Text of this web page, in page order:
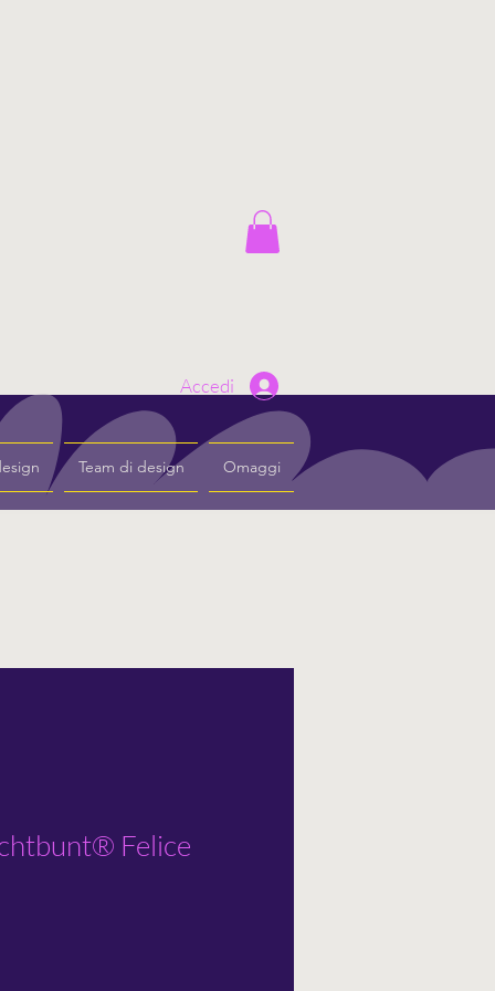
Team di design Omaggi
Accedi
Felice